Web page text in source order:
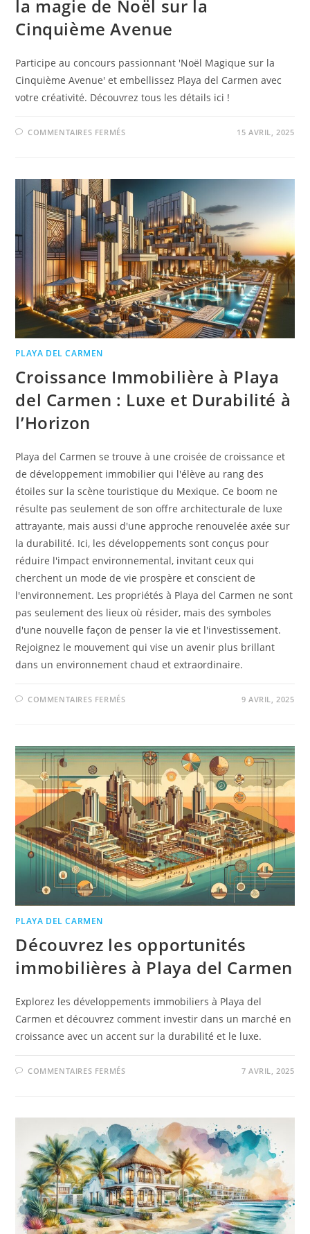
la magie de Noël sur la
Cinquième Avenue
Participe au concours passionnant 'Noël Magique sur la
Cinquième Avenue' et embellissez Playa del Carmen avec
votre créativité. Découvrez tous les détails ici !
COMMENTAIRES FERMÉS 15 AVRIL, 2025
PLAYA DEL CARMEN
Croissance Immobilière à Playa
del Carmen : Luxe et Durabilité à
l’Horizon
Playa del Carmen se trouve à une croisée de croissance et
de développement immobilier qui l'élève au rang des
étoiles sur la scène touristique du Mexique. Ce boom ne
résulte pas seulement de son offre architecturale de luxe
attrayante, mais aussi d'une approche renouvelée axée sur
la durabilité. Ici, les développements sont conçus pour
réduire l'impact environnemental, invitant ceux qui
cherchent un mode de vie prospère et conscient de
l'environnement. Les propriétés à Playa del Carmen ne sont
pas seulement des lieux où résider, mais des symboles
d'une nouvelle façon de penser la vie et l'investissement.
Rejoignez le mouvement qui vise un avenir plus brillant
dans un environnement chaud et extraordinaire.
COMMENTAIRES FERMÉS 9 AVRIL, 2025
PLAYA DEL CARMEN
Découvrez les opportunités
immobilières à Playa del Carmen
Explorez les développements immobiliers à Playa del
Carmen et découvrez comment investir dans un marché en
croissance avec un accent sur la durabilité et le luxe.
COMMENTAIRES FERMÉS 7 AVRIL, 2025